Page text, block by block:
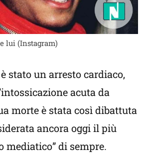
lui (Instagram)
stato un arresto cardiaco,
acuta da
morte è stata così dibattuta
ancora oggi il più
mediatico” di sempre.